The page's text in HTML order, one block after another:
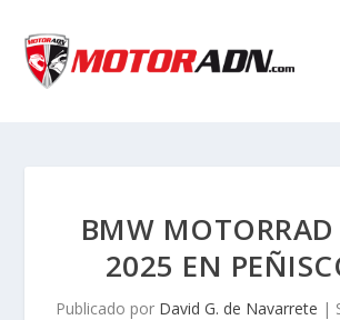
BMW MOTORRAD
2025 EN
Publicado por David G. de Navarrete |